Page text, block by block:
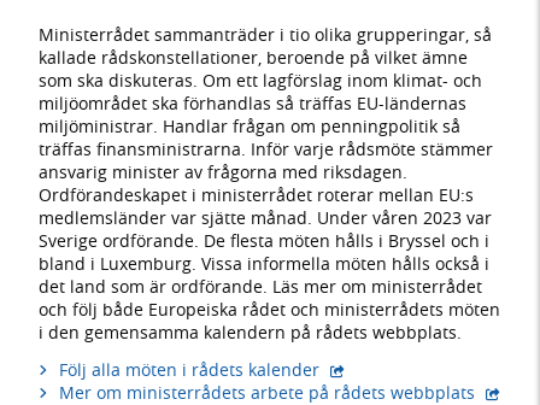
Ministerrådet sammanträder i tio olika grupperingar, så
kallade rådskonstellationer, beroende på vilket ämne
som ska diskuteras. Om ett lagförslag inom klimat- och
miljöområdet ska förhandlas så träffas EU-ländernas
miljöministrar. Handlar frågan om penningpolitik så
träffas finansministrarna. Inför varje rådsmöte stämmer
ansvarig minister av frågorna med riksdagen.
Ordförandeskapet i ministerrådet roterar mellan EU:s
medlemsländer var sjätte månad. Under våren 2023 var
Sverige ordförande. De flesta möten hålls i Bryssel och i
bland i Luxemburg. Vissa informella möten hålls också i
det land som är ordförande. Läs mer om ministerrådet
och följ både Europeiska rådet och ministerrådets möten
i den gemensamma kalendern på rådets webbplats.
Följ alla möten i rådets kalender - extern webbplats,
Mer om ministerrådets arbete på rådets webbplats -